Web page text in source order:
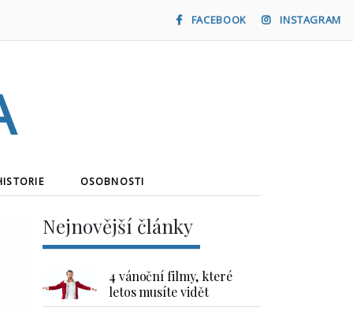
FACEBOOK INSTAGRAM
OSOBNOSTI
Nejnovější články
4 vánoční filmy, které
letos musíte vidět